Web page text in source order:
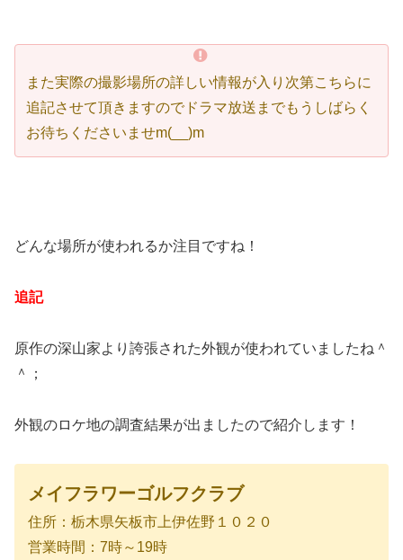
また実際の撮影場所の詳しい情報が入り次第こちらに
追記させて頂きますのでドラマ放送までもうしばらく
お待ちくださいませm(__)m
どんな場所が使われるか注目ですね！
追記
原作の深山家より誇張された外観が使われていましたね＾
＾；
外観のロケ地の調査結果が出ましたので紹介します！
メイフラワーゴルフクラブ
住所：栃木県矢板市上伊佐野１０２０
営業時間：7時～19時